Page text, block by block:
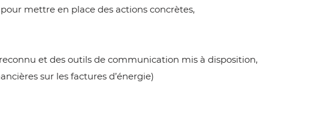
mettre en place des actions concrètes,
et des outils de communication mis à disposition,
sur les factures d’énergie)